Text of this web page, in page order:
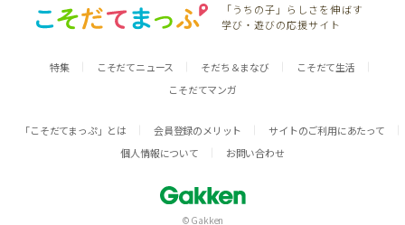
「うちの子」らしさを伸ばす
学び・遊びの応援サイト
特集 こそだてニュース そだち＆まなび
こそだて生活
こそだてマンガ
「こそだてまっぷ」とは 会員登録のメリット
サイトのご利用にあたって
個人情報について
お問い合わせ
© Gakken